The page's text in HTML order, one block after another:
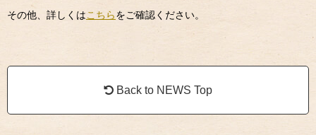
その他、詳しくはこちらをご確認ください。
Back to NEWS Top